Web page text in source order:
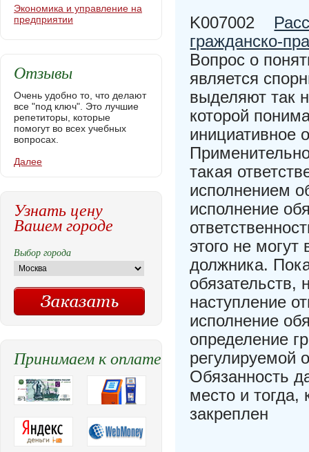
K007002
гражданско-
Вопрос о
является
выделяют так
которой
инициативное
такая
исполнением
исполнение
этого не
должника.
обязательств,
наступление
исполнение
определение
регулируемой
Обязанность
место и тогда,
закреплен
Экономика и управление на
предприятии
Отзывы
Очень удобно то, что делают
все "под ключ". Это лучшие
репетиторы, которые
помогут во всех учебных
вопросах.
Далее
Узнать цену
Вашем городе
Выбор города
Принимаем к оплате